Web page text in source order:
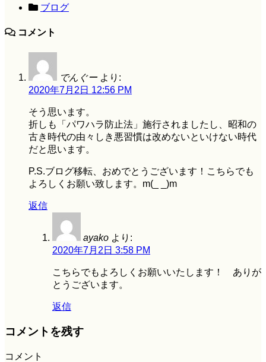
ブログ
コメント
でんぐー より:
2020年7月2日 12:56 PM
そう思います。
折しも「パワハラ防止法」施行されましたし、昭和の
古き時代の由々しき悪習慣は改めないといけない時代
だと思います。
P.S.ブログ移転、おめでとうございます！こちらでも
よろしくお願い致します。m(_ _)m
返信
ayako より:
2020年7月2日 3:58 PM
こちらでもよろしくお願いいたします！ ありが
とうございます。
返信
コメントを残す
コメント